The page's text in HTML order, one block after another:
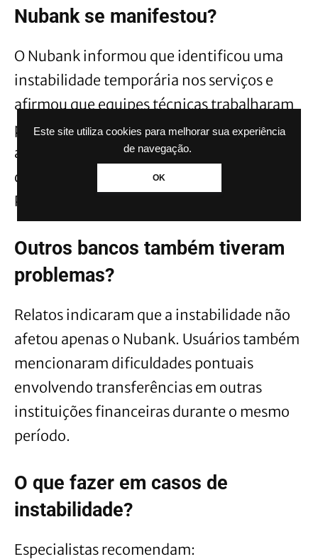
Este site utiliza cookies para melhorar sua experiência
de navegação.
OK
Nubank se manifestou?
O Nubank informou que identificou uma
instabilidade temporária nos serviços e
afirmou que equipes técnicas trabalharam
para normalizar o funcionamento do
aplicativo. Posteriormente, a instituição
declarou que os serviços relacionados ao
Pix foram restabelecidos.
Outros bancos também tiveram
problemas?
Relatos indicaram que a instabilidade não
afetou apenas o Nubank. Usuários também
mencionaram dificuldades pontuais
envolvendo transferências em outras
instituições financeiras durante o mesmo
período.
O que fazer em casos de
instabilidade?
Especialistas recomendam: